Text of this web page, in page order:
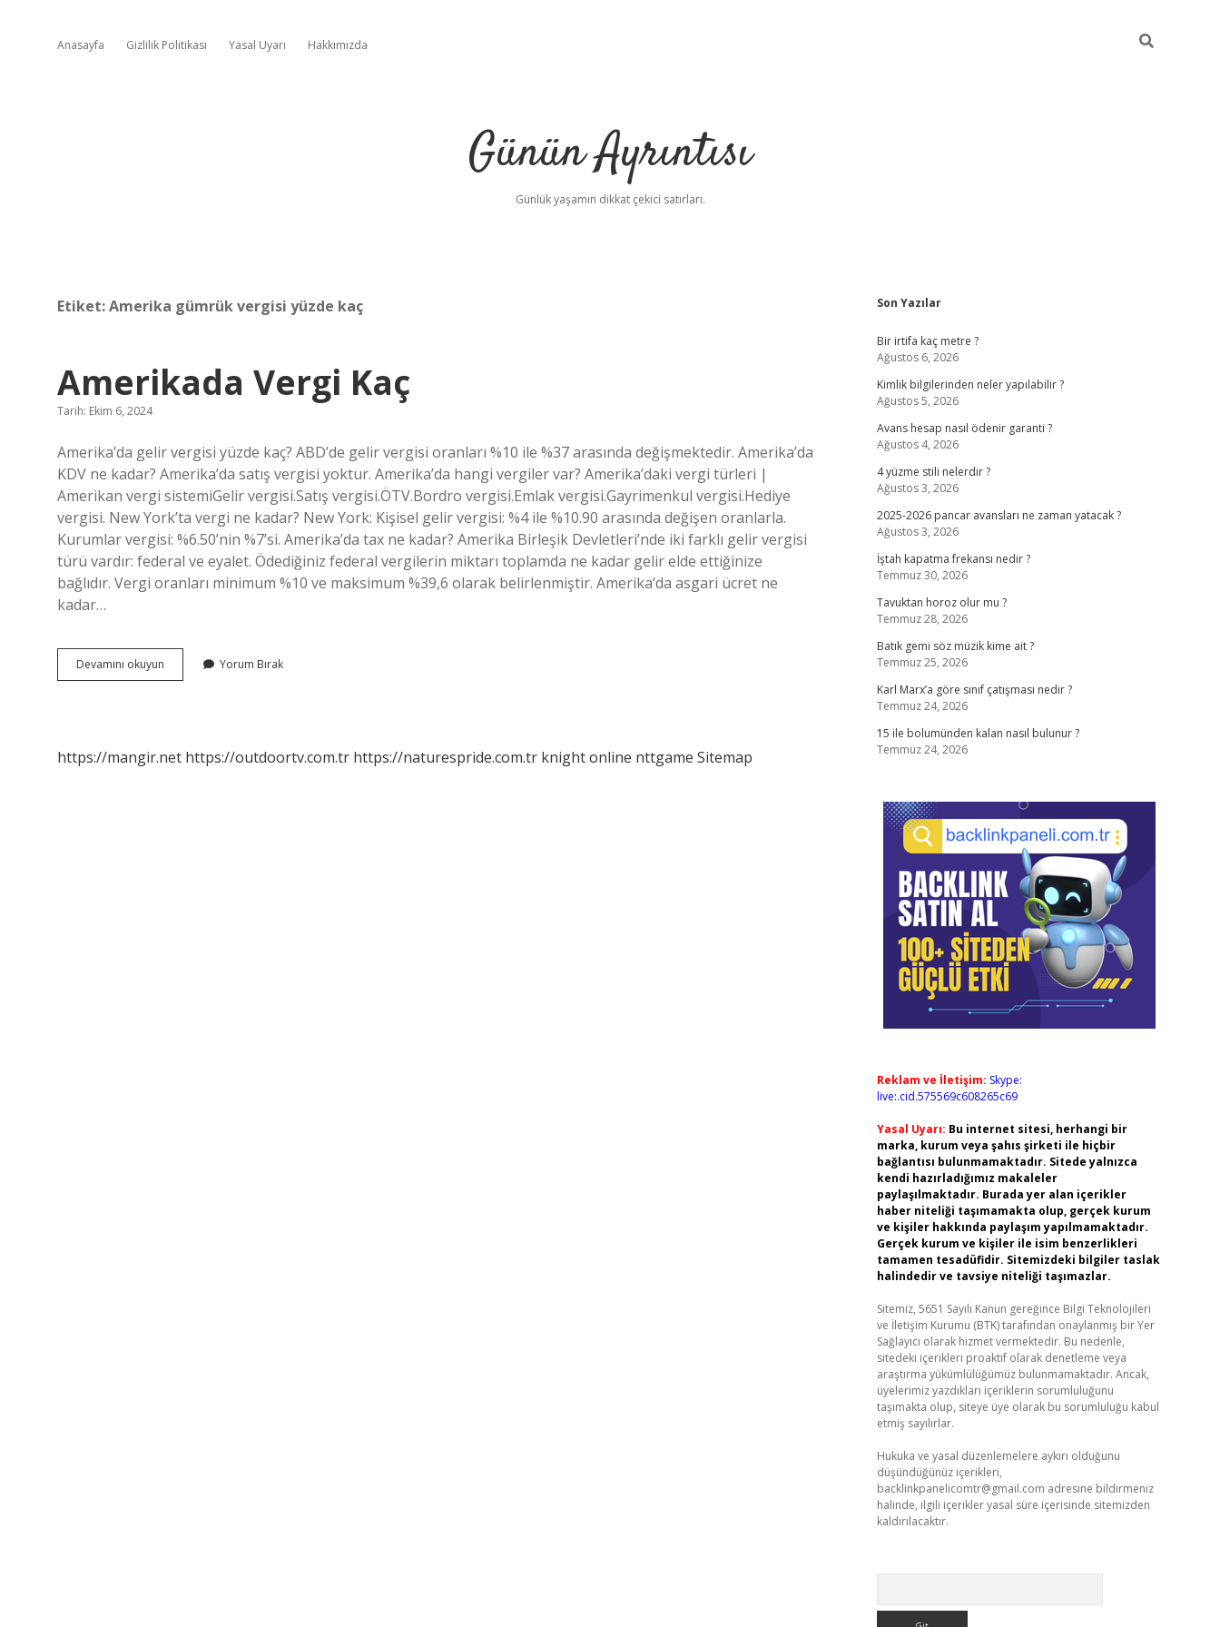
Anasayfa Gizlilik Politikası Yasal Uyarı Hakkımızda
Günün Ayrıntısı
Günlük yaşamın dikkat çekici satırları.
Etiket:Amerika gümrük vergisi yüzde kaç
Amerikada Vergi Kaç
Tarih: Ekim 6, 2024
Amerika’da gelir vergisi yüzde kaç? ABD’de gelir vergisi oranları %10 ile %37 arasında değişmektedir. Amerika’da
KDV ne kadar? Amerika’da satış vergisi yoktur. Amerika’da hangi vergiler var? Amerika’daki vergi türleri |
Amerikan vergi sistemiGelir vergisi.Satış vergisi.ÖTV.Bordro vergisi.Emlak vergisi.Gayrimenkul vergisi.Hediye
vergisi. New York’ta vergi ne kadar? New York: Kişisel gelir vergisi: %4 ile %10.90 arasında değişen oranlarla.
Kurumlar vergisi: %6.50’nin %7’si. Amerika’da tax ne kadar? Amerika Birleşik Devletleri’nde iki farklı gelir vergisi
türü vardır: federal ve eyalet. Ödediğiniz federal vergilerin miktarı toplamda ne kadar gelir elde ettiğinize
bağlıdır. Vergi oranları minimum %10 ve maksimum %39,6 olarak belirlenmiştir. Amerika’da asgari ücret ne
kadar…
Devamını okuyun Amerikada
Vergi
Yorum Bırak
https://mangir.net https://outdoortv.com.tr https://naturespride.com.tr knight online nttgame Sitemap
Sidebar
Son Yazılar
Bir irtifa kaç metre ?
Ağustos 6, 2026
Kimlik bilgilerinden neler yapılabilir ?
Ağustos 5, 2026
Avans hesap nasıl ödenir garanti ?
Ağustos 4, 2026
4 yüzme stili nelerdir ?
Ağustos 3, 2026
2025-2026 pancar avansları ne zaman yatacak ?
Ağustos 3, 2026
İştah kapatma frekansı nedir ?
Temmuz 30, 2026
Tavuktan horoz olur mu ?
Temmuz 28, 2026
Batık gemi söz müzik kime ait ?
Temmuz 25, 2026
Karl Marx’a göre sınıf çatışması nedir ?
Temmuz 24, 2026
15 ile bolumünden kalan nasıl bulunur ?
Temmuz 24, 2026
Reklam ve İletişim: Skype:
live:.cid.575569c608265c69
Yasal Uyarı: Bu internet sitesi, herhangi bir
marka, kurum veya şahıs şirketi ile hiçbir
bağlantısı bulunmamaktadır. Sitede yalnızca
kendi hazırladığımız makaleler
paylaşılmaktadır. Burada yer alan içerikler
haber niteliği taşımamakta olup, gerçek kurum
ve kişiler hakkında paylaşım yapılmamaktadır.
Gerçek kurum ve kişiler ile isim benzerlikleri
tamamen tesadüfidir. Sitemizdeki bilgiler taslak
halindedir ve tavsiye niteliği taşımazlar.
Sitemiz, 5651 Sayılı Kanun gereğince Bilgi Teknolojileri
ve İletişim Kurumu (BTK) tarafından onaylanmış bir Yer
Sağlayıcı olarak hizmet vermektedir. Bu nedenle,
sitedeki içerikleri proaktif olarak denetleme veya
araştırma yükümlülüğümüz bulunmamaktadır. Ancak,
üyelerimiz yazdıkları içeriklerin sorumluluğunu
taşımakta olup, siteye üye olarak bu sorumluluğu kabul
etmiş sayılırlar.
Hukuka ve yasal düzenlemelere aykırı olduğunu
düşündüğünüz içerikleri,
backlinkpanelicomtr@gmail.com adresine bildirmeniz
halinde, ilgili içerikler yasal süre içerisinde sitemizden
kaldırılacaktır.